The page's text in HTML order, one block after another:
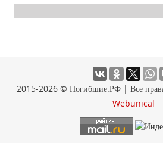
2015-2026 © Погибшие.РФ | Все
Webunical